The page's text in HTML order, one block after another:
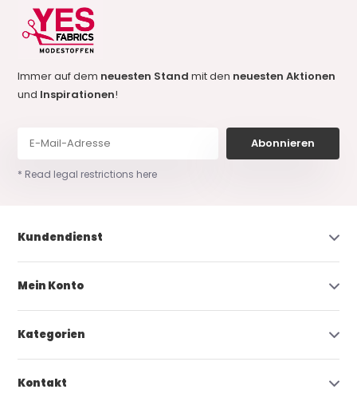
Immer auf dem neuesten Standmit den neuesten Aktionen
und Inspirationen!
Abonnieren
* Read legal restrictions here
Kundendienst
Mein Konto
Kategorien
Kontakt